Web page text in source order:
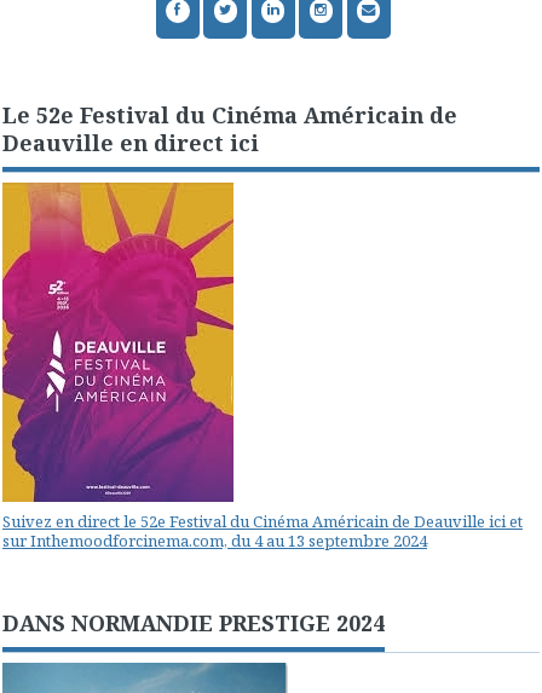
Le 52e Festival du Cinéma Américain de
Deauville en direct ici
Suivez en direct le 52e Festival du Cinéma Américain de Deauville ici et
sur Inthemoodforcinema.com, du 4 au 13 septembre 2024
DANS NORMANDIE PRESTIGE 2024